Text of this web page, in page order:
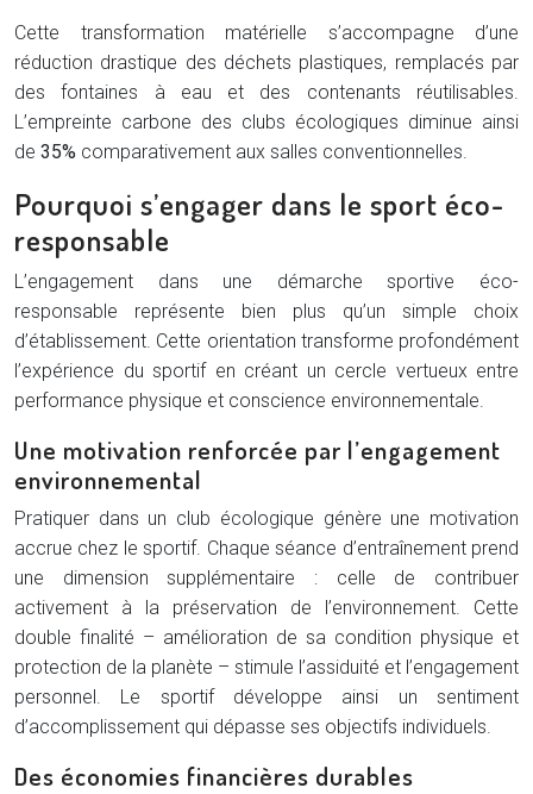
Cette transformation matérielle s’accompagne d’une
réduction drastique des déchets plastiques, remplacés par
des fontaines à eau et des contenants réutilisables.
L’empreinte carbone des clubs écologiques diminue ainsi
de 35% comparativement aux salles conventionnelles.
Pourquoi s’engager dans le sport éco-
responsable
L’engagement dans une démarche sportive éco-
responsable représente bien plus qu’un simple choix
d’établissement. Cette orientation transforme profondément
l’expérience du sportif en créant un cercle vertueux entre
performance physique et conscience environnementale.
Une motivation renforcée par l’engagement
environnemental
Pratiquer dans un club écologique génère une motivation
accrue chez le sportif. Chaque séance d’entraînement prend
une dimension supplémentaire : celle de contribuer
activement à la préservation de l’environnement. Cette
double finalité – amélioration de sa condition physique et
protection de la planète – stimule l’assiduité et l’engagement
personnel. Le sportif développe ainsi un sentiment
d’accomplissement qui dépasse ses objectifs individuels.
Des économies financières durables